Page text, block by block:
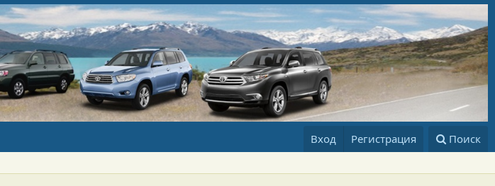
Вход Регистрация Поиск